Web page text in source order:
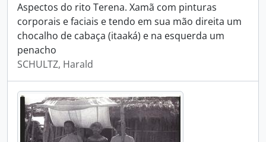
Aspectos do rito Terena. Xamã com pinturas
corporais e faciais e tendo em sua mão direita um
chocalho de cabaça (itaaká) e na esquerda um
penacho
SCHULTZ, Harald